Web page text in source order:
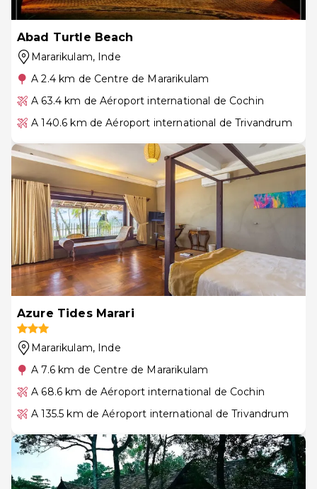
Abad Turtle Beach
Mararikulam, Inde
A 2.4 km de Centre de Mararikulam
A 63.4 km de Aéroport international de Cochin
A 140.6 km de Aéroport international de Trivandrum
Azure Tides Marari
Mararikulam, Inde
A 7.6 km de Centre de Mararikulam
A 68.6 km de Aéroport international de Cochin
A 135.5 km de Aéroport international de Trivandrum